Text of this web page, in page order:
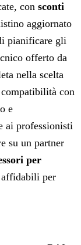
con sconti
aggiornato
pianificare gli
offerto da
nella scelta
con
e
ai professionisti
su un partner
per
per